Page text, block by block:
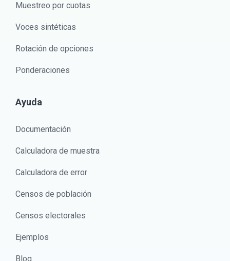
Muestreo por cuotas
Voces sintéticas
Rotación de opciones
Ponderaciones
Ayuda
Documentación
Calculadora de muestra
Calculadora de error
Censos de población
Censos electorales
Ejemplos
Blog